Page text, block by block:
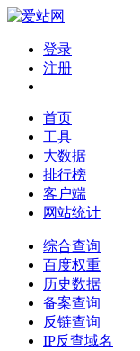
登录
注册
首页
工具
大数据
排行榜
客户端
网站统计
综合查询
百度权重
历史数据
备案查询
反链查询
IP反查域名